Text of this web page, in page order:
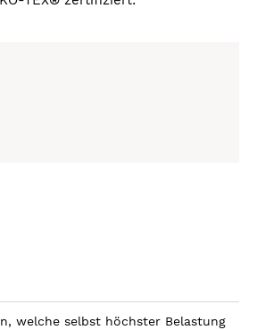
welche selbst höchster Belastung